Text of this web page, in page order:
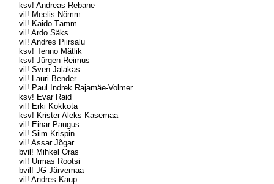
ksv! Andreas Rebane
vil! Meelis Nõmm
vil! Kaido Tämm
vil! Ardo Säks
vil! Andres Piirsalu
ksv! Tenno Mätlik
ksv! Jürgen Reimus
vil! Sven Jalakas
vil! Lauri Bender
vil! Paul Indrek Rajamäe-Volmer
ksv! Evar Raid
vil! Erki Kokkota
ksv! Krister Aleks Kasemaa
vil! Einar Paugus
vil! Siim Krispin
vil! Assar Jõgar
bvil! Mihkel Oras
vil! Urmas Rootsi
bvil! JG Järvemaa
vil! Andres Kaup